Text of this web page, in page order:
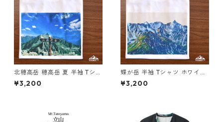
北穂高岳 穂高岳 夏 半袖 Tシャ
ツ ホワイト ドライ 吸水速乾
山 登山 アウトドア
¥3,200
蝶が岳 半袖 Tシャツ ホワイト
ドライ 吸水速乾 山 登山 アウ
トドア 山Tシャツ 山のイラス
¥3,200